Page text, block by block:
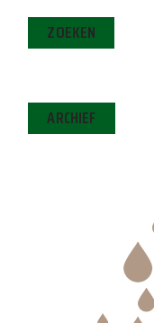
ZOEKEN
ARCHIEF